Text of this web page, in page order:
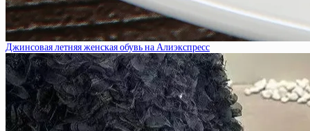
Джинсовая летняя женская обувь на Алиэкспресс